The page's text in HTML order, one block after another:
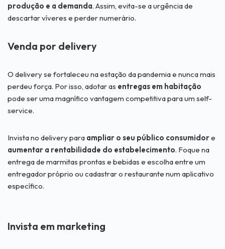
produção e a demanda. Assim, evita-se a urgência de
descartar víveres e perder numerário.
Venda por delivery
O delivery se fortaleceu na estação da pandemia e nunca mais
perdeu força. Por isso, adotar as entregas em habitação
pode ser uma magnífico vantagem competitiva para um self-
service.
Invista no delivery para ampliar o seu público consumidore
aumentar a rentabilidade do estabelecimento. Foque na
entrega de marmitas prontas e bebidas e escolha entre um
entregador próprio ou cadastrar o restaurante num aplicativo
específico.
Invista em marketing